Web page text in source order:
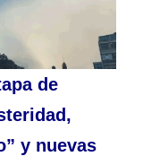
de
y nuevas